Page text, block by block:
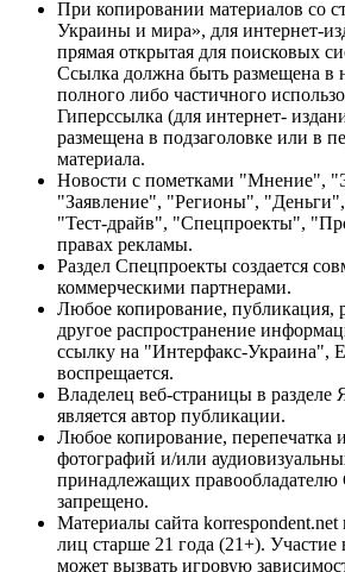
При копировании материалов со
Украины и мира», для интернет-
прямая открытая для поисковых
Ссылка должна быть размещена в
полного либо частичного
Гиперссылка (для интернет-
размещена в подзаголовке или в
материала.
Новости с пометками "Мнение",
"Заявление", "Регионы",
"Тест-драйв", "Спецпроекты",
правах рекламы.
Раздел Спецпроекты создается
коммерческими партнерами.
Любое копирование, публикация,
другое распространение
ссылку на "Интерфакс-Украина",
воспрещается.
Владелец веб-страницы в разделе
является автор публикации.
Любое копирование, перепечатка
фотографий и/или
принадлежащих правообладателю
запрещено.
Материалы сайта korrespondent.net
лиц старше 21 года (21+). Участие
может вызвать игровую